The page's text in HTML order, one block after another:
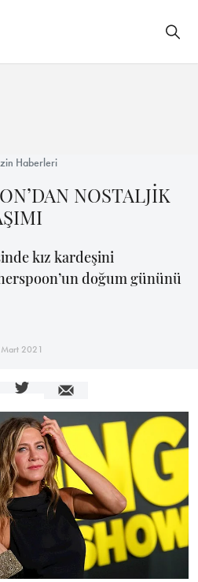
Haberleri
NOSTALJİK
kız kardeşini
doğum gününü
2021